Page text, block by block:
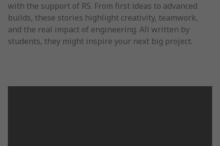
with the support of RS. From first ideas to advanced
builds, these stories highlight creativity, teamwork,
and the real impact of engineering. All written by
students, they might inspire your next big project.